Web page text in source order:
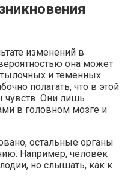
изменений в
она может
и теменных
полагать, что в этой
чувств. Они лишь
в головном мозге и
остальные органы
Например, человек
но слышать, как к